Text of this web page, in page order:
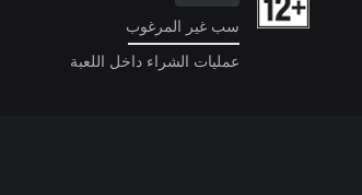
سب غير المرغوب
عمليات الشراء داخل اللعبة